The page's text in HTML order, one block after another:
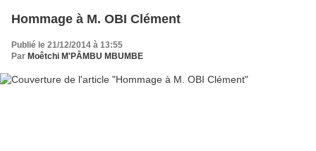
Hommage à M. OBI Clément
Publié le 21/12/2014 à 13:55
Par Moêtchi M'PÂMBU MBUMBE